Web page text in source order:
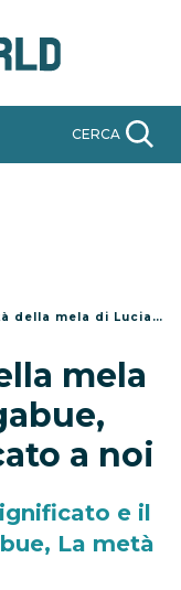
CERCA
Luciano Ligabue, singolo da Dedicato a noi
mela
a noi
e il
La metà